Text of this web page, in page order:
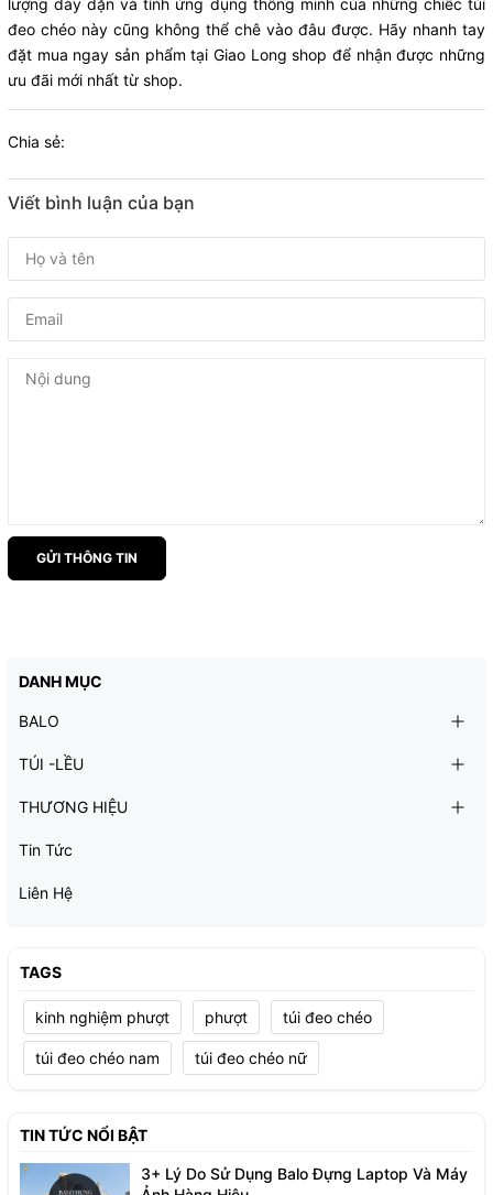
đeo chéo này cũng không thể chê vào đâu được. Hãy nhanh tay
đặt mua ngay sản phẩm tại Giao Long shop để nhận được những
ưu đãi mới nhất từ shop.
Chia sẻ:
Viết bình luận của bạn
GỬI THÔNG TIN
DANH MỤC
BALO
TÚI -LỀU
THƯƠNG HIỆU
Tin Tức
Liên Hệ
TAGS
kinh nghiệm phượt phượt túi đeo chéo
túi đeo chéo nam túi đeo chéo nữ
TIN TỨC NỔI BẬT
3+ Lý Do Sử Dụng Balo Đựng Laptop Và Máy